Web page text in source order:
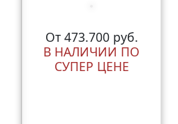
От 473.700 руб.
В НАЛИЧИИ ПО
СУПЕР ЦЕНЕ